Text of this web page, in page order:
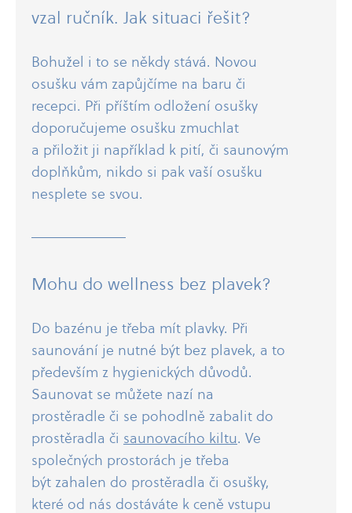
vzal ručník. Jak situaci řešit?
Bohužel i to se někdy stává. Novou
osušku vám zapůjčíme na baru či
recepci. Při příštím odložení osušky
doporučujeme osušku zmuchlat
a přiložit ji například k pití, či saunovým
doplňkům, nikdo si pak vaší osušku
nesplete se svou.
Mohu do wellness bez plavek?
Do bazénu je třeba mít plavky. Při
saunování je nutné být bez plavek, a to
především z hygienických důvodů.
Saunovat se můžete nazí na
prostěradle či se pohodlně zabalit do
prostěradla či saunovacího kiltu. Ve
společných prostorách je třeba
být zahalen do prostěradla či osušky,
které od nás dostáváte k ceně vstupu